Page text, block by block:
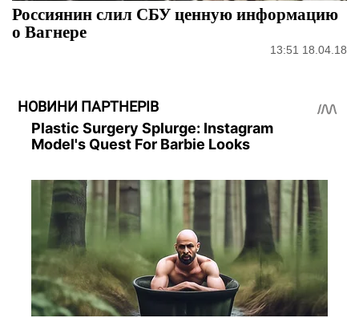
Россиянин слил СБУ ценную информацию
о Вагнере
13:51 18.04.18
НОВИНИ ПАРТНЕРІВ
Plastic Surgery Splurge: Instagram
Model's Quest For Barbie Looks